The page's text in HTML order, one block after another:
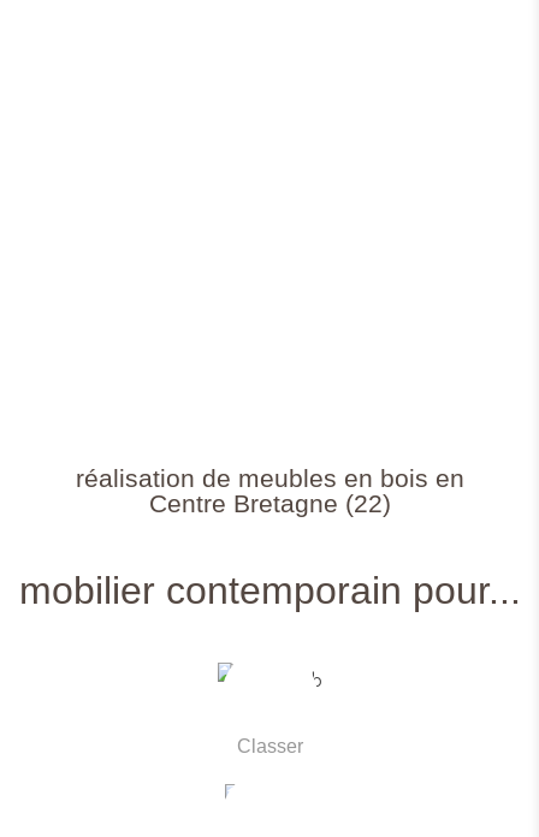
réalisation de meubles en bois en
Centre Bretagne (22)
mobilier contemporain pour...
Classer
Classer